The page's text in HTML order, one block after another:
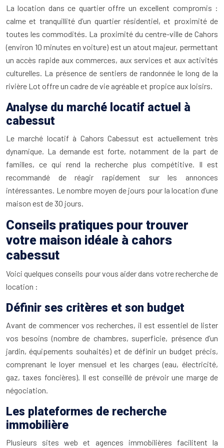
La location dans ce quartier offre un excellent compromis :
calme et tranquillité d’un quartier résidentiel, et proximité de
toutes les commodités. La proximité du centre-ville de Cahors
(environ 10 minutes en voiture) est un atout majeur, permettant
un accès rapide aux commerces, aux services et aux activités
culturelles. La présence de sentiers de randonnée le long de la
rivière Lot offre un cadre de vie agréable et propice aux loisirs.
Analyse du marché locatif actuel à
cabessut
Le marché locatif à Cahors Cabessut est actuellement très
dynamique. La demande est forte, notamment de la part de
familles, ce qui rend la recherche plus compétitive. Il est
recommandé de réagir rapidement sur les annonces
intéressantes. Le nombre moyen de jours pour la location d’une
maison est de 30 jours.
Conseils pratiques pour trouver
votre maison idéale à cahors
cabessut
Voici quelques conseils pour vous aider dans votre recherche de
location :
Définir ses critères et son budget
Avant de commencer vos recherches, il est essentiel de lister
vos besoins (nombre de chambres, superficie, présence d’un
jardin, équipements souhaités) et de définir un budget précis,
comprenant le loyer mensuel et les charges (eau, électricité,
gaz, taxes foncières). Il est conseillé de prévoir une marge de
négociation.
Les plateformes de recherche
immobilière
Plusieurs sites web et agences immobilières facilitent la